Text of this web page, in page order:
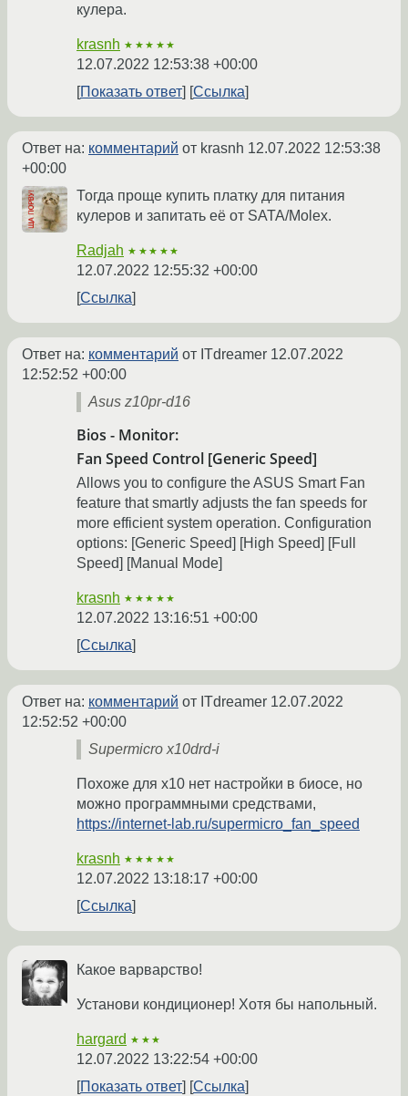
кулера.
krasnh ★★★★★
12.07.2022 12:53:38 +00:00
Показать ответ
Ссылка
Ответ на: комментарий от krasnh 12.07.2022 12:53:38
+00:00
Тогда проще купить платку для питания
кулеров и запитать её от SATA/Molex.
Radjah ★★★★★
12.07.2022 12:55:32 +00:00
Ссылка
Ответ на: комментарий от ITdreamer 12.07.2022
12:52:52 +00:00
Asus z10pr-d16
Bios - Monitor:
Fan Speed Control [Generic Speed]
Allows you to configure the ASUS Smart Fan
feature that smartly adjusts the fan speeds for
more efficient system operation. Configuration
options: [Generic Speed] [High Speed] [Full
Speed] [Manual Mode]
krasnh ★★★★★
12.07.2022 13:16:51 +00:00
Ссылка
Ответ на: комментарий от ITdreamer 12.07.2022
12:52:52 +00:00
Supermicro x10drd-i
Похоже для x10 нет настройки в биосе, но
можно программными средствами,
https://internet-lab.ru/supermicro_fan_speed
krasnh ★★★★★
12.07.2022 13:18:17 +00:00
Ссылка
Какое варварство!
Установи кондиционер! Хотя бы напольный.
hargard ★★★
12.07.2022 13:22:54 +00:00
Показать ответ
Ссылка